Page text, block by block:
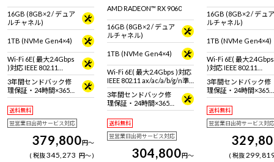
16GB (8GB×2 / デュア
ルチャネル)
1TB (NVMe Gen4×4)
Wi-Fi 6E( 最大2.4Gbps
)対応 IEEE 802.11
ax/ac/a/b/g/n準拠 ＋
Bluetooth 5内蔵
3年間センドバック修
理保証・24時間×365
日電話サポート
送料無料
翌営業日出荷サービス対応
379,800円～
税抜345,273 円～
AMD RADEON™ RX 9060
16GB (8GB×2 / デュア
ルチャネル)
1TB (NVMe Gen4×4)
Wi-Fi 6E( 最大2.4Gbps )対応
IEEE 802.11 ax/ac/a/b/g/n準
拠 ＋ Bluetooth 5内蔵
3年間センドバック修
理保証・24時間×365
日電話サポート
送料無料
翌営業日出荷サービス対応
304,800円～
16GB (8GB×2 / デュア
ルチャネル)
1TB (NVMe Gen4×4)
Wi-Fi 6E( 最大2.4Gbps
)対応 IEEE 802.11
ax/ac/a/b/g/n準拠 ＋
Bluetooth 5内蔵
3年間センドバック修
理保証・24時間×365
日電話サポート
送料無料
翌営業日出荷サービス対応
税抜